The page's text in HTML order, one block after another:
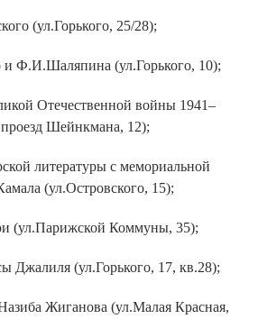
(ул.Горького, 25/28);
Ф.И.Шаляпина (ул.Горького, 10);
Отечественной войны 1941–
Шейнкмана, 12);
литературы с мемориальной
(ул.Островского, 15);
(ул.Парижской Коммуны, 35);
Джалиля (ул.Горького, 17, кв.28);
Жиганова (ул.Малая Красная,